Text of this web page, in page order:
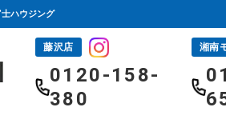
ハウジング
藤沢店
0120-158-
380
湘南